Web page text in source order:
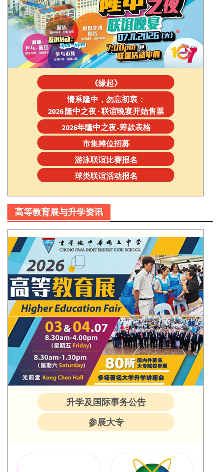
《缘起》
情系隆中，勿忘初衷：
2026 隆中之夜 · 联谊晚宴开始售票
2026年隆中之夜-筹款表格
市集摊位招募
游泳联谊比赛报名
球类联谊活动报名
高等教育展与升学资讯
升学及国际事务公告
参展大专